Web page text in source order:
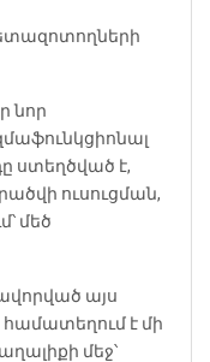
նոր
ստեղծված է,
ուսուցման,
մեծ
այս
համատեղում է մի
մեջ՝